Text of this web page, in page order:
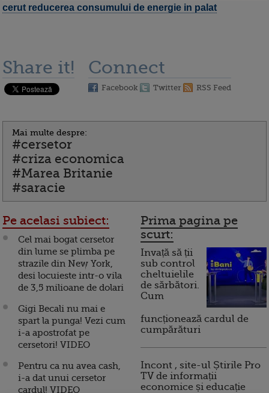
cerut reducerea consumului de energie in palat
Share it! Connect
Facebook Twitter RSS Feed
Mai multe despre:
#cersetor
#criza economica
#Marea Britanie
#saracie
Pe acelasi subiect:
Cel mai bogat cersetor
din lume se plimba pe
strazile din New York,
desi locuieste intr-o vila
de 3,5 milioane de dolari
Gigi Becali nu mai e
spart la punga! Vezi cum
i-a apostrofat pe
cersetori! VIDEO
Pentru ca nu avea cash,
i-a dat unui cersetor
cardul! VIDEO
Prima pagina pe
scurt:
Invață să ții
sub control
cheltuielile
de sărbători.
Cum
funcționează cardul de
cumpărături
Incont , site-ul Știrile Pro
TV de informații
economice și educație